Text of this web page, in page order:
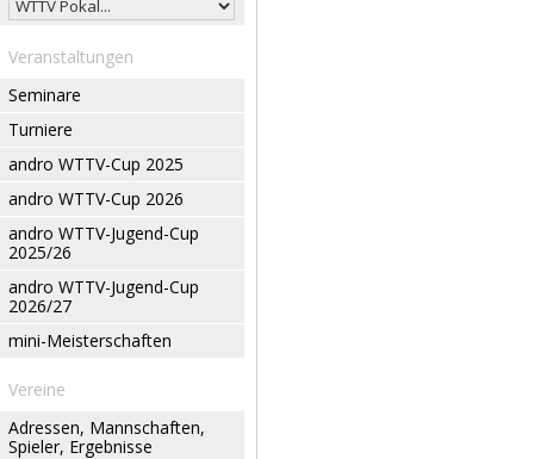
Veranstaltungen
Seminare
Turniere
andro WTTV-Cup 2025
andro WTTV-Cup 2026
andro WTTV-Jugend-Cup
2025/26
andro WTTV-Jugend-Cup
2026/27
mini-Meisterschaften
Vereine
Adressen, Mannschaften,
Spieler, Ergebnisse